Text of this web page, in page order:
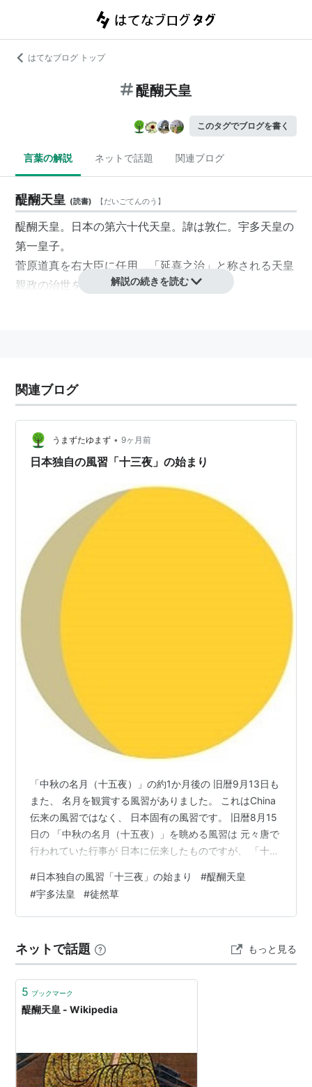
はてなブログ トップ
醍醐天皇
このタグでブログを書く
言葉の解説 ネットで話題 関連ブログ
醍醐天皇 (読書) 【だいごてんのう 】
醍醐天皇。日本の第六十代天皇。諱は敦仁。宇多天皇の
第一皇子。
菅原道真を右大臣に任用、「延喜之治」と称される天皇
親政の治世を行なった。解説の続きを読む
関連ブログ
うまずたゆまず • 9ヶ月前
日本独自の風習「十三夜」の始まり
「中秋の名月（十五夜）」の約1か月後の 旧暦9月13日も
また、 名月を観賞する風習がありました。 これはChina
伝来の風習ではなく、 日本固有の風習です。 旧暦8月15
日の 「中秋の名月（十五夜）」を眺める風習は 元々唐で
行われていた行事が 日本に伝来したものですが、 「十三
言われています。 そんな「十三夜」の由来については
様々な説がありますがその代表的な説に、 平安時代に書
かれた『躬恒集』(みつねしゅう) に 「延喜19(919)年9月
う記述があり、 これが「十三夜」の月見の始まり…
#日本独自の風習「十三夜」の始まり #醍醐天皇
#宇多法皇 #徒然草
ネットで話題 もっと見る
5 ブックマーク
醍醐天皇 - Wikipedia